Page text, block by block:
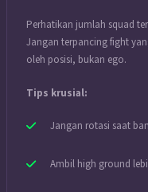
Perhatikan jumlah squad
Jangan terpancing fight
oleh posisi, bukan ego.
Tips krusial:
Jangan rotasi saat
Ambil high ground